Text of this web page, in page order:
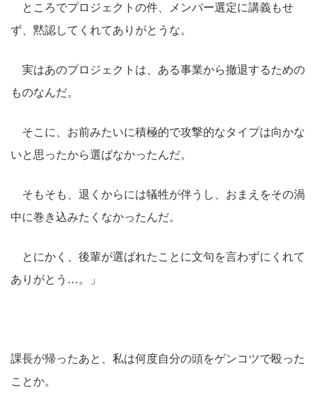
ところでプロジェクトの件、メンバー選定に講義もせ
ず、黙認してくれてありがとうな。
実はあのプロジェクトは、ある事業から撤退するための
ものなんだ。
そこに、お前みたいに積極的で攻撃的なタイプは向かな
いと思ったから選ばなかったんだ。
そもそも、退くからには犠牲が伴うし、おまえをその渦
中に巻き込みたくなかったんだ。
とにかく、後輩が選ばれたことに文句を言わずにくれて
ありがとう…。」
課長が帰ったあと、私は何度自分の頭をゲンコツで殴った
ことか。